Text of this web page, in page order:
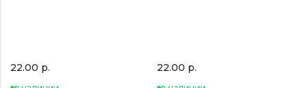
22.00 р. 22.00 р.